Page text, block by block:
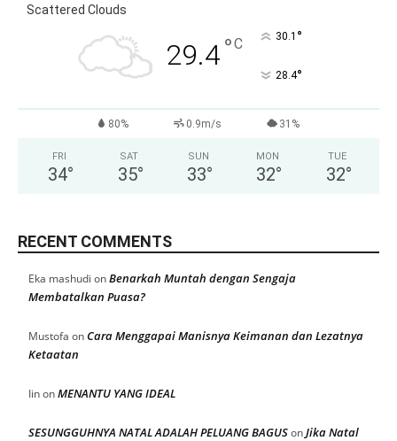
Scattered Clouds
29.4°C 30.1 °
28.4°
80% 0.9m/s 31%
FRI
34°
SAT
35°
SUN
33°
MON
32°
TUE
32°
RECENT COMMENTS
Eka mashudi onBenarkah Muntah dengan Sengaja
Membatalkan Puasa?
Mustofa onCara Menggapai Manisnya Keimanan dan Lezatnya
Ketaatan
IinonMENANTU YANG IDEAL
SESUNGGUHNYA NATAL ADALAH PELUANG BAGUSonJika Natal